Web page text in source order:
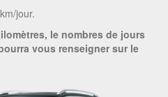
jour.
le nombres de jours
vous renseigner sur le